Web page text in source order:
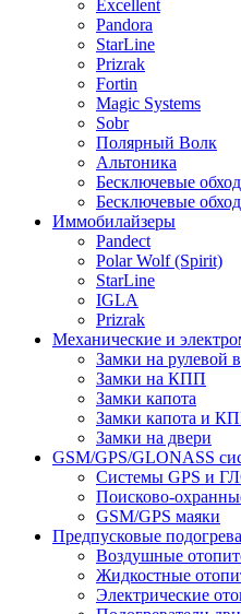
Excellent
Pandora
StarLine
Prizrak
Fortin
Magic Systems
Sobr
Полярный Волк
Альтоника
Бесключевые
Бесключевые
Иммобилайзеры
Pandect
Polar Wolf (Spirit)
StarLine
IGLA
Prizrak
Механические и
Замки на рулевой
Замки на КПП
Замки капота
Замки капота и
Замки на двери
GSM/GPS/GLONASS
Системы GPS и
Поисково-
GSM/GPS маяки
Предпусковые
Воздушные
Жидкостные
Электрические